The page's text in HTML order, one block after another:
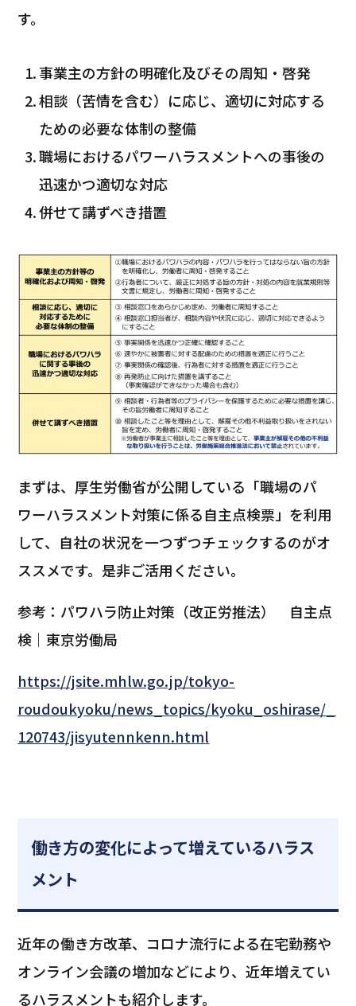
す。
事業主の方針の明確化及びその周知・啓発
相談（苦情を含む）に応じ、適切に対応する
ための必要な体制の整備
職場におけるパワーハラスメントへの事後の
迅速かつ適切な対応
併せて講ずべき措置
まずは、厚生労働省が公開している「職場のパ
ワーハラスメント対策に係る自主点検票」を利用
して、自社の状況を一つずつチェックするのがオ
ススメです。是非ご活用ください。
参考：パワハラ防止対策（改正労推法） 自主点
検│東京労働局
https://jsite.mhlw.go.jp/tokyo-
roudoukyoku/news_topics/kyoku_oshirase/_
120743/jisyutennkenn.html
働き方の変化によって増えているハラス
メント
近年の働き方改革、コロナ流行による在宅勤務や
オンライン会議の増加などにより、近年増えてい
るハラスメントも紹介します。